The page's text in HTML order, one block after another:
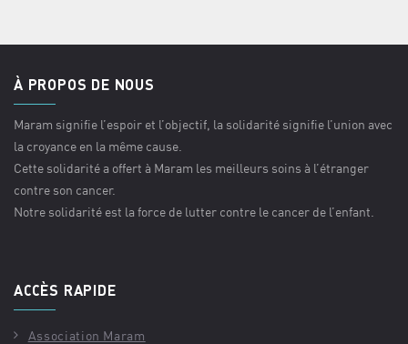
À PROPOS DE NOUS
Maram signifie l’espoir et l’objectif, la solidarité signifie l’union avec
la croyance en la même cause.
Cette solidarité a offert à Maram les meilleurs soins à l’étranger
contre son cancer.
Notre solidarité est la force de lutter contre le cancer de l’enfant.
ACCÈS RAPIDE
Association Maram